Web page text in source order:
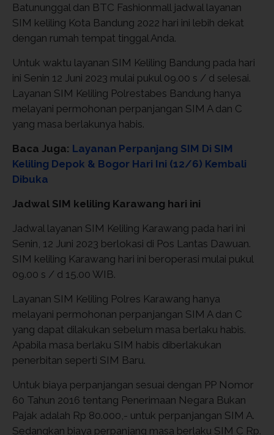
Batununggal dan BTC Fashionmall jadwal layanan
SIM keliling Kota Bandung 2022 hari ini lebih dekat
dengan rumah tempat tinggal Anda.
Untuk waktu layanan SIM Keliling Bandung pada hari
ini Senin 12 Juni 2023 mulai pukul 09.00 s / d selesai.
Layanan SIM Keliling Polrestabes Bandung hanya
melayani permohonan perpanjangan SIM A dan C
yang masa berlakunya habis.
Baca Juga: Layanan Perpanjang SIM Di SIM
Keliling Depok & Bogor Hari Ini (12/6) Kembali
Dibuka
Jadwal SIM keliling Karawang hari ini
Jadwal layanan SIM Keliling Karawang pada hari ini
Senin, 12 Juni 2023 berlokasi di Pos Lantas Dawuan.
SIM keliling Karawang hari ini beroperasi mulai pukul
09.00 s / d 15.00 WIB.
Layanan SIM Keliling Polres Karawang hanya
melayani permohonan perpanjangan SIM A dan C
yang dapat dilakukan sebelum masa berlaku habis.
Apabila masa berlaku SIM habis diberlakukan
penerbitan seperti SIM Baru.
Untuk biaya perpanjangan sesuai dengan PP Nomor
60 Tahun 2016 tentang Penerimaan Negara Bukan
Pajak adalah Rp 80.000,- untuk perpanjangan SIM A.
Sedangkan biaya perpanjang masa berlaku SIM C Rp.